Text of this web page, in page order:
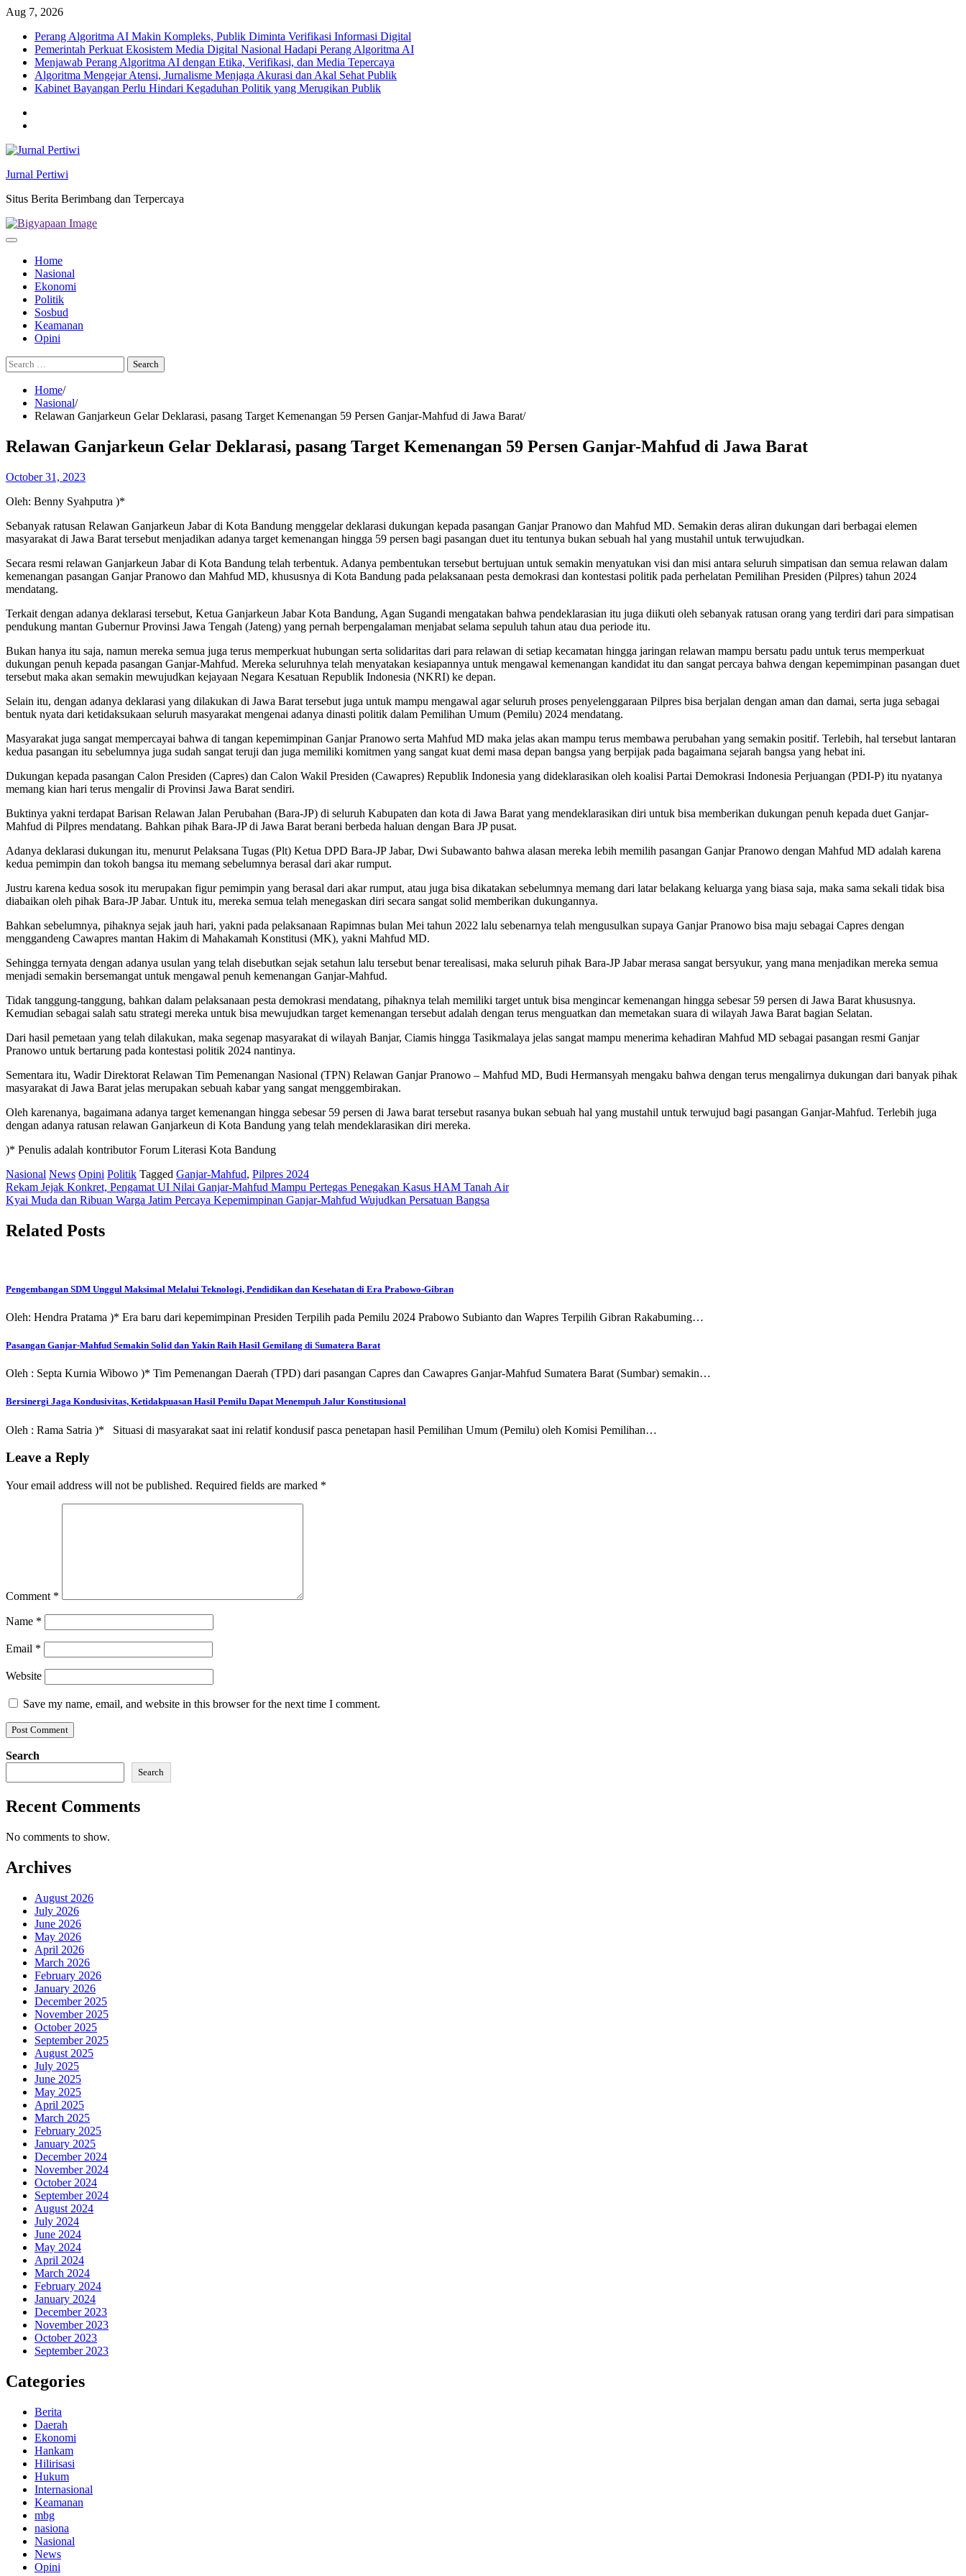
Skip
content
Aug 7, 2026
Perang Algoritma AI Makin Kompleks, Publik Diminta Verifikasi Informasi Digital
Pemerintah Perkuat Ekosistem Media Digital Nasional Hadapi Perang Algoritma AI
Menjawab Perang Algoritma AI dengan Etika, Verifikasi, dan Media Tepercaya
Algoritma Mengejar Atensi, Jurnalisme Menjaga Akurasi dan Akal Sehat Publik
Kabinet Bayangan Perlu Hindari Kegaduhan Politik yang Merugikan Publik
Jurnal Pertiwi
Situs Berita Berimbang dan Terpercaya
Home
Nasional
Ekonomi
Politik
Sosbud
Keamanan
Opini
Search
for:
Home
Nasional
Relawan Ganjarkeun Gelar Deklarasi, pasang Target Kemenangan 59 Persen Ganjar-Mahfud di Jawa Barat
Relawan Ganjarkeun Gelar Deklarasi, pasang Target Kemenangan 59 Persen Ganjar-Mahfud di Jawa Barat
October 31, 2023
Oleh: Benny Syahputra )*
Sebanyak ratusan Relawan Ganjarkeun Jabar di Kota Bandung menggelar deklarasi dukungan kepada pasangan Ganjar Pranowo dan Mahfud MD. Semakin deras aliran dukungan dari berbagai elemen
masyarakat di Jawa Barat tersebut menjadikan adanya target kemenangan hingga 59 persen bagi pasangan duet itu tentunya bukan sebuah hal yang mustahil untuk terwujudkan.
Secara resmi relawan Ganjarkeun Jabar di Kota Bandung telah terbentuk. Adanya pembentukan tersebut bertujuan untuk semakin menyatukan visi dan misi antara seluruh simpatisan dan semua relawan dalam
kemenangan pasangan Ganjar Pranowo dan Mahfud MD, khususnya di Kota Bandung pada pelaksanaan pesta demokrasi dan kontestasi politik pada perhelatan Pemilihan Presiden (Pilpres) tahun 2024
mendatang.
Terkait dengan adanya deklarasi tersebut, Ketua Ganjarkeun Jabar Kota Bandung, Agan Sugandi mengatakan bahwa pendeklarasian itu juga diikuti oleh sebanyak ratusan orang yang terdiri dari para simpatisan
pendukung mantan Gubernur Provinsi Jawa Tengah (Jateng) yang pernah berpengalaman menjabat selama sepuluh tahun atau dua periode itu.
Bukan hanya itu saja, namun mereka semua juga terus memperkuat hubungan serta solidaritas dari para relawan di setiap kecamatan hingga jaringan relawan mampu bersatu padu untuk terus memperkuat
dukungan penuh kepada pasangan Ganjar-Mahfud. Mereka seluruhnya telah menyatakan kesiapannya untuk mengawal kemenangan kandidat itu dan sangat percaya bahwa dengan kepemimpinan pasangan duet
tersebut maka akan semakin mewujudkan kejayaan Negara Kesatuan Republik Indonesia (NKRI) ke depan.
Selain itu, dengan adanya deklarasi yang dilakukan di Jawa Barat tersebut juga untuk mampu mengawal agar seluruh proses penyelenggaraan Pilpres bisa berjalan dengan aman dan damai, serta juga sebagai
bentuk nyata dari ketidaksukaan seluruh masyarakat mengenai adanya dinasti politik dalam Pemilihan Umum (Pemilu) 2024 mendatang.
Masyarakat juga sangat mempercayai bahwa di tangan kepemimpinan Ganjar Pranowo serta Mahfud MD maka jelas akan mampu terus membawa perubahan yang semakin positif. Terlebih, hal tersebut lantaran
kedua pasangan itu sebelumnya juga sudah sangat teruji dan juga memiliki komitmen yang sangat kuat demi masa depan bangsa yang berpijak pada bagaimana sejarah bangsa yang hebat ini.
Dukungan kepada pasangan Calon Presiden (Capres) dan Calon Wakil Presiden (Cawapres) Republik Indonesia yang dideklarasikan oleh koalisi Partai Demokrasi Indonesia Perjuangan (PDI-P) itu nyatanya
memang kian hari terus mengalir di Provinsi Jawa Barat sendiri.
Buktinya yakni terdapat Barisan Relawan Jalan Perubahan (Bara-JP) di seluruh Kabupaten dan kota di Jawa Barat yang mendeklarasikan diri untuk bisa memberikan dukungan penuh kepada duet Ganjar-
Mahfud di Pilpres mendatang. Bahkan pihak Bara-JP di Jawa Barat berani berbeda haluan dengan Bara JP pusat.
Adanya deklarasi dukungan itu, menurut Pelaksana Tugas (Plt) Ketua DPD Bara-JP Jabar, Dwi Subawanto bahwa alasan mereka lebih memilih pasangan Ganjar Pranowo dengan Mahfud MD adalah karena
kedua pemimpin dan tokoh bangsa itu memang sebelumnya berasal dari akar rumput.
Justru karena kedua sosok itu merupakan figur pemimpin yang berasal dari akar rumput, atau juga bisa dikatakan sebelumnya memang dari latar belakang keluarga yang biasa saja, maka sama sekali tidak bisa
diabaikan oleh pihak Bara-JP Jabar. Untuk itu, mereka semua telah menegaskan diri secara sangat solid memberikan dukungannya.
Bahkan sebelumnya, pihaknya sejak jauh hari, yakni pada pelaksanaan Rapimnas bulan Mei tahun 2022 lalu sebenarnya telah mengusulkan supaya Ganjar Pranowo bisa maju sebagai Capres dengan
menggandeng Cawapres mantan Hakim di Mahakamah Konstitusi (MK), yakni Mahfud MD.
Sehingga ternyata dengan adanya usulan yang telah disebutkan sejak setahun lalu tersebut benar terealisasi, maka seluruh pihak Bara-JP Jabar merasa sangat bersyukur, yang mana menjadikan mereka semua
menjadi semakin bersemangat untuk mengawal penuh kemenangan Ganjar-Mahfud.
Tidak tanggung-tanggung, bahkan dalam pelaksanaan pesta demokrasi mendatang, pihaknya telah memiliki target untuk bisa mengincar kemenangan hingga sebesar 59 persen di Jawa Barat khususnya.
Kemudian sebagai salah satu strategi mereka untuk bisa mewujudkan target kemenangan tersebut adalah dengan terus menguatkan dan memetakan suara di wilayah Jawa Barat bagian Selatan.
Dari hasil pemetaan yang telah dilakukan, maka segenap masyarakat di wilayah Banjar, Ciamis hingga Tasikmalaya jelas sangat mampu menerima kehadiran Mahfud MD sebagai pasangan resmi Ganjar
Pranowo untuk bertarung pada kontestasi politik 2024 nantinya.
Sementara itu, Wadir Direktorat Relawan Tim Pemenangan Nasional (TPN) Relawan Ganjar Pranowo – Mahfud MD, Budi Hermansyah mengaku bahwa dengan terus mengalirnya dukungan dari banyak pihak
masyarakat di Jawa Barat jelas merupakan sebuah kabar yang sangat menggembirakan.
Oleh karenanya, bagaimana adanya target kemenangan hingga sebesar 59 persen di Jawa barat tersebut rasanya bukan sebuah hal yang mustahil untuk terwujud bagi pasangan Ganjar-Mahfud. Terlebih juga
dengan adanya ratusan relawan Ganjarkeun di Kota Bandung yang telah mendeklarasikan diri mereka.
)* Penulis adalah kontributor Forum Literasi Kota Bandung
Nasional News Opini Politik Tagged Ganjar-Mahfud, Pilpres 2024
Post
navigation
Rekam Jejak Konkret, Pengamat UI Nilai Ganjar-Mahfud Mampu Pertegas Penegakan Kasus HAM Tanah Air
Kyai Muda dan Ribuan Warga Jatim Percaya Kepemimpinan Ganjar-Mahfud Wujudkan Persatuan Bangsa
Related Posts
Pengembangan SDM Unggul Maksimal Melalui Teknologi, Pendidikan dan Kesehatan di Era Prabowo-Gibran
Oleh: Hendra Pratama )* Era baru dari kepemimpinan Presiden Terpilih pada Pemilu 2024 Prabowo Subianto dan Wapres Terpilih Gibran Rakabuming…
Pasangan Ganjar-Mahfud Semakin Solid dan Yakin Raih Hasil Gemilang di Sumatera Barat
Oleh : Septa Kurnia Wibowo )* Tim Pemenangan Daerah (TPD) dari pasangan Capres dan Cawapres Ganjar-Mahfud Sumatera Barat (Sumbar) semakin…
Bersinergi Jaga Kondusivitas, Ketidakpuasan Hasil Pemilu Dapat Menempuh Jalur Konstitusional
Oleh : Rama Satria )* Situasi di masyarakat saat ini relatif kondusif pasca penetapan hasil Pemilihan Umum (Pemilu) oleh Komisi Pemilihan…
Leave a Reply
Your email address will not be published. Required fields are marked *
Comment *
Name *
Email *
Website
Save my name, email, and website in this browser for the next time I comment.
Search
Search
Recent Comments
No comments to show.
Archives
August 2026
July 2026
June 2026
May 2026
April 2026
March 2026
February 2026
January 2026
December 2025
November 2025
October 2025
September 2025
August 2025
July 2025
June 2025
May 2025
April 2025
March 2025
February 2025
January 2025
December 2024
November 2024
October 2024
September 2024
August 2024
July 2024
June 2024
May 2024
April 2024
March 2024
February 2024
January 2024
December 2023
November 2023
October 2023
September 2023
Categories
Berita
Daerah
Ekonomi
Hankam
Hilirisasi
Hukum
Internasional
Keamanan
mbg
nasiona
Nasional
News
Opini